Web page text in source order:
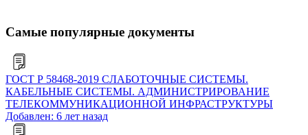
Самые популярные документы
ГОСТ Р 58468-2019 СЛАБОТОЧНЫЕ СИСТЕМЫ.
КАБЕЛЬНЫЕ СИСТЕМЫ. АДМИНИСТРИРОВАНИЕ
ТЕЛЕКОММУНИКАЦИОННОЙ ИНФРАСТРУКТУРЫ
Добавлен: 6 лет назад